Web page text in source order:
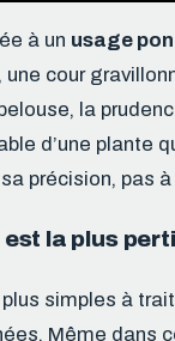
à un usage
cour
la
d’une plante
précision, pas
la plus
simples à
Même dans